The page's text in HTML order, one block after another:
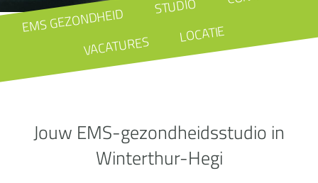
EMS GEZONDHEID STUDIO
VACATURES LOCATIE
Jouw EMS-gezondheidsstudio in
Winterthur-Hegi